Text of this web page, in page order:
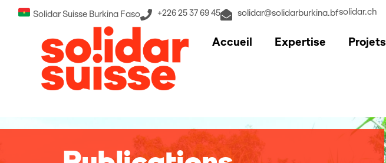
Solidar Suisse Burkina Faso +226 25 37 69 45 solidar@solidarburkina.bfsolidar.ch
Accueil Expertise Projets